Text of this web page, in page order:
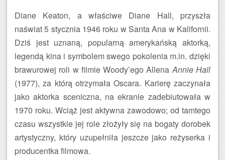
Diane Keaton, a właściwe Diane Hall, przyszła
naświat 5 stycznia 1946 roku w Santa Ana w Kalifornii.
Dziś jest uznaną, popularną amerykańską aktorką,
legendą kina i symbolem swego pokolenia m.in. dzięki
brawurowej roli w filmie Woody’ego AllenaAnnie Hall
(1977), za którą otrzymała Oscara. Karierę zaczynała
jako aktorka sceniczna, na ekranie zadebiutowała w
1970 roku. Wciąż jest aktywna zawodowo; od tamtego
czasu wszystkie jej role złożyły się na bogaty dorobek
artystyczny, który uzupełniła jeszcze jako reżyserka i
producentka filmowa.